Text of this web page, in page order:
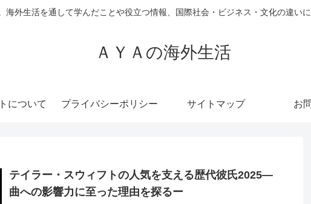
海外生活を通して学んだことや役立つ情報、国際社会・ビジネス・文化の違いに
ＡＹＡの海外生活
について プライバシーポリシー サイトマップ お
テイラー・スウィフトの人気を支える歴代彼氏2025―
曲への影響力に至った理由を探るー